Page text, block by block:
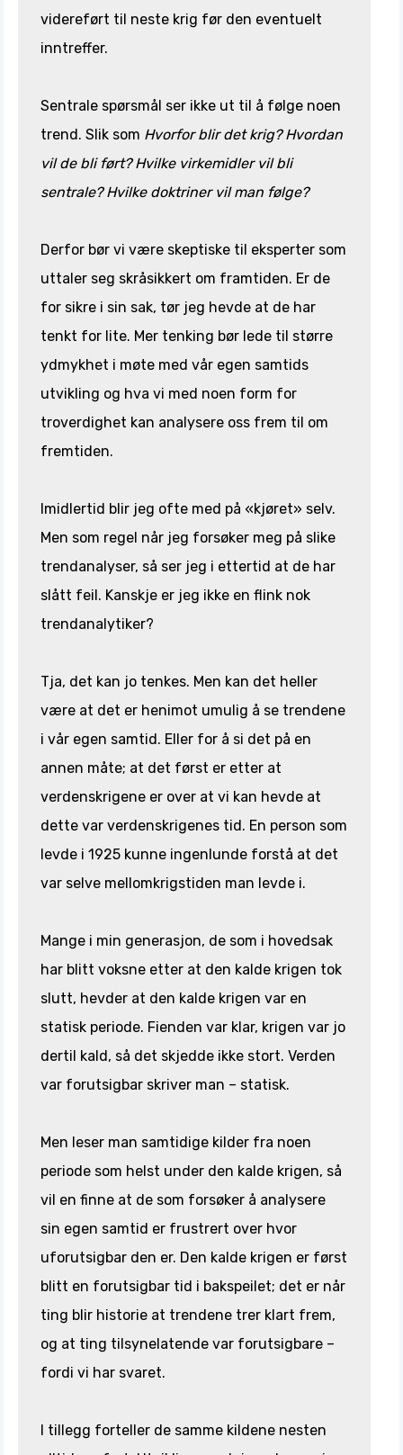
videreført til neste krig før den eventuelt
inntreffer.
Sentrale spørsmål ser ikke ut til å følge noen
trend. Slik som Hvorfor blir det krig? Hvordan
vil de bli ført? Hvilke virkemidler vil bli
sentrale? Hvilke doktriner vil man følge?
Derfor bør vi være skeptiske til eksperter som
uttaler seg skråsikkert om framtiden. Er de
for sikre i sin sak, tør jeg hevde at de har
tenkt for lite. Mer tenking bør lede til større
ydmykhet i møte med vår egen samtids
utvikling og hva vi med noen form for
troverdighet kan analysere oss frem til om
fremtiden.
Imidlertid blir jeg ofte med på «kjøret» selv.
Men som regel når jeg forsøker meg på slike
trendanalyser, så ser jeg i ettertid at de har
slått feil. Kanskje er jeg ikke en flink nok
trendanalytiker?
Tja, det kan jo tenkes. Men kan det heller
være at det er henimot umulig å se trendene
i vår egen samtid. Eller for å si det på en
annen måte; at det først er etter at
verdenskrigene er over at vi kan hevde at
dette var verdenskrigenes tid. En person som
levde i 1925 kunne ingenlunde forstå at det
var selve mellomkrigstiden man levde i.
Mange i min generasjon, de som i hovedsak
har blitt voksne etter at den kalde krigen tok
slutt, hevder at den kalde krigen var en
statisk periode. Fienden var klar, krigen var jo
dertil kald, så det skjedde ikke stort. Verden
var forutsigbar skriver man – statisk.
Men leser man samtidige kilder fra noen
periode som helst under den kalde krigen, så
vil en finne at de som forsøker å analysere
sin egen samtid er frustrert over hvor
uforutsigbar den er. Den kalde krigen er først
blitt en forutsigbar tid i bakspeilet; det er når
ting blir historie at trendene trer klart frem,
og at ting tilsynelatende var forutsigbare –
fordi vi har svaret.
I tillegg forteller de samme kildene nesten